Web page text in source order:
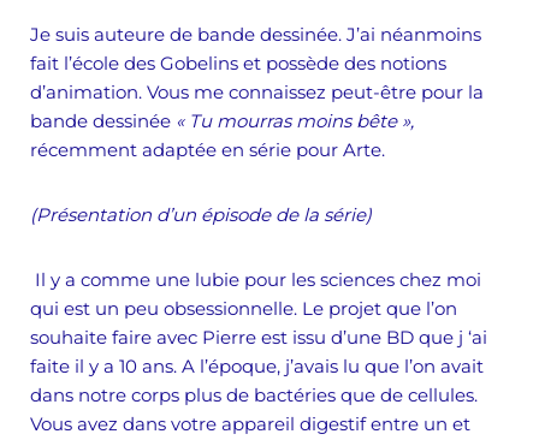
Je suis auteure de bande dessinée. J’ai néanmoins
fait l’école des Gobelins et possède des notions
d’animation. Vous me connaissez peut-être pour la
bande dessinée « Tu mourras moins bête »,
récemment adaptée en série pour Arte.
(Présentation d’un épisode de la série)
Il y a comme une lubie pour les sciences chez moi
qui est un peu obsessionnelle. Le projet que l’on
souhaite faire avec Pierre est issu d’une BD que j ‘ai
faite il y a 10 ans. A l’époque, j’avais lu que l’on avait
dans notre corps plus de bactéries que de cellules.
Vous avez dans votre appareil digestif entre un et